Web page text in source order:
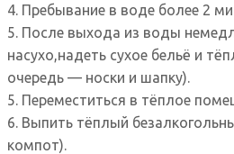
4. Пребывание в воде более 2
5. После выхода из воды
насухо,надеть сухое бельё и
очередь — носки и шапку).
5. Переместиться в тёплое
6. Выпить тёплый
компот).